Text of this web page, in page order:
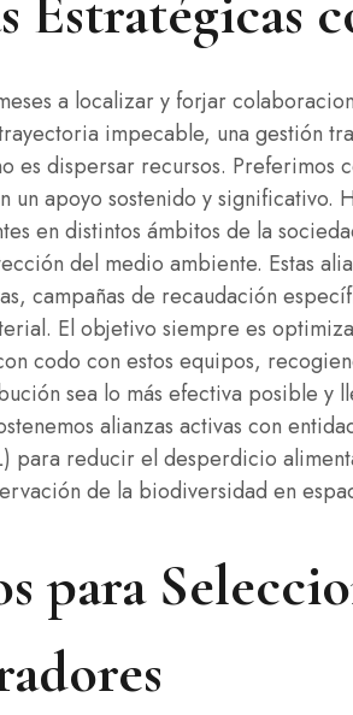
Estratégicas
a localizar y forjar
impecable, una gestión
es dispersar recursos. Preferimos
un apoyo sostenido y significativo.
en distintos ámbitos de la
del medio ambiente. Estas
campañas de recaudación
El objetivo siempre es
codo con estos equipos,
sea lo más efectiva posible y
alianzas activas con
para reducir el desperdicio
de la biodiversidad en
para